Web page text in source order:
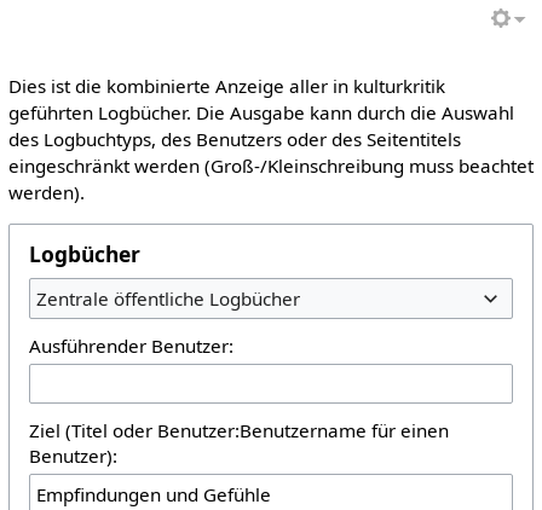
Dies ist die kombinierte Anzeige aller in kulturkritik
geführten Logbücher. Die Ausgabe kann durch die Auswahl
des Logbuchtyps, des Benutzers oder des Seitentitels
eingeschränkt werden (Groß-/Kleinschreibung muss beachtet
werden).
Logbücher
Zentrale öffentliche Logbücher
Ausführender Benutzer:
Ziel (Titel oder Benutzer:Benutzername für einen
Benutzer):